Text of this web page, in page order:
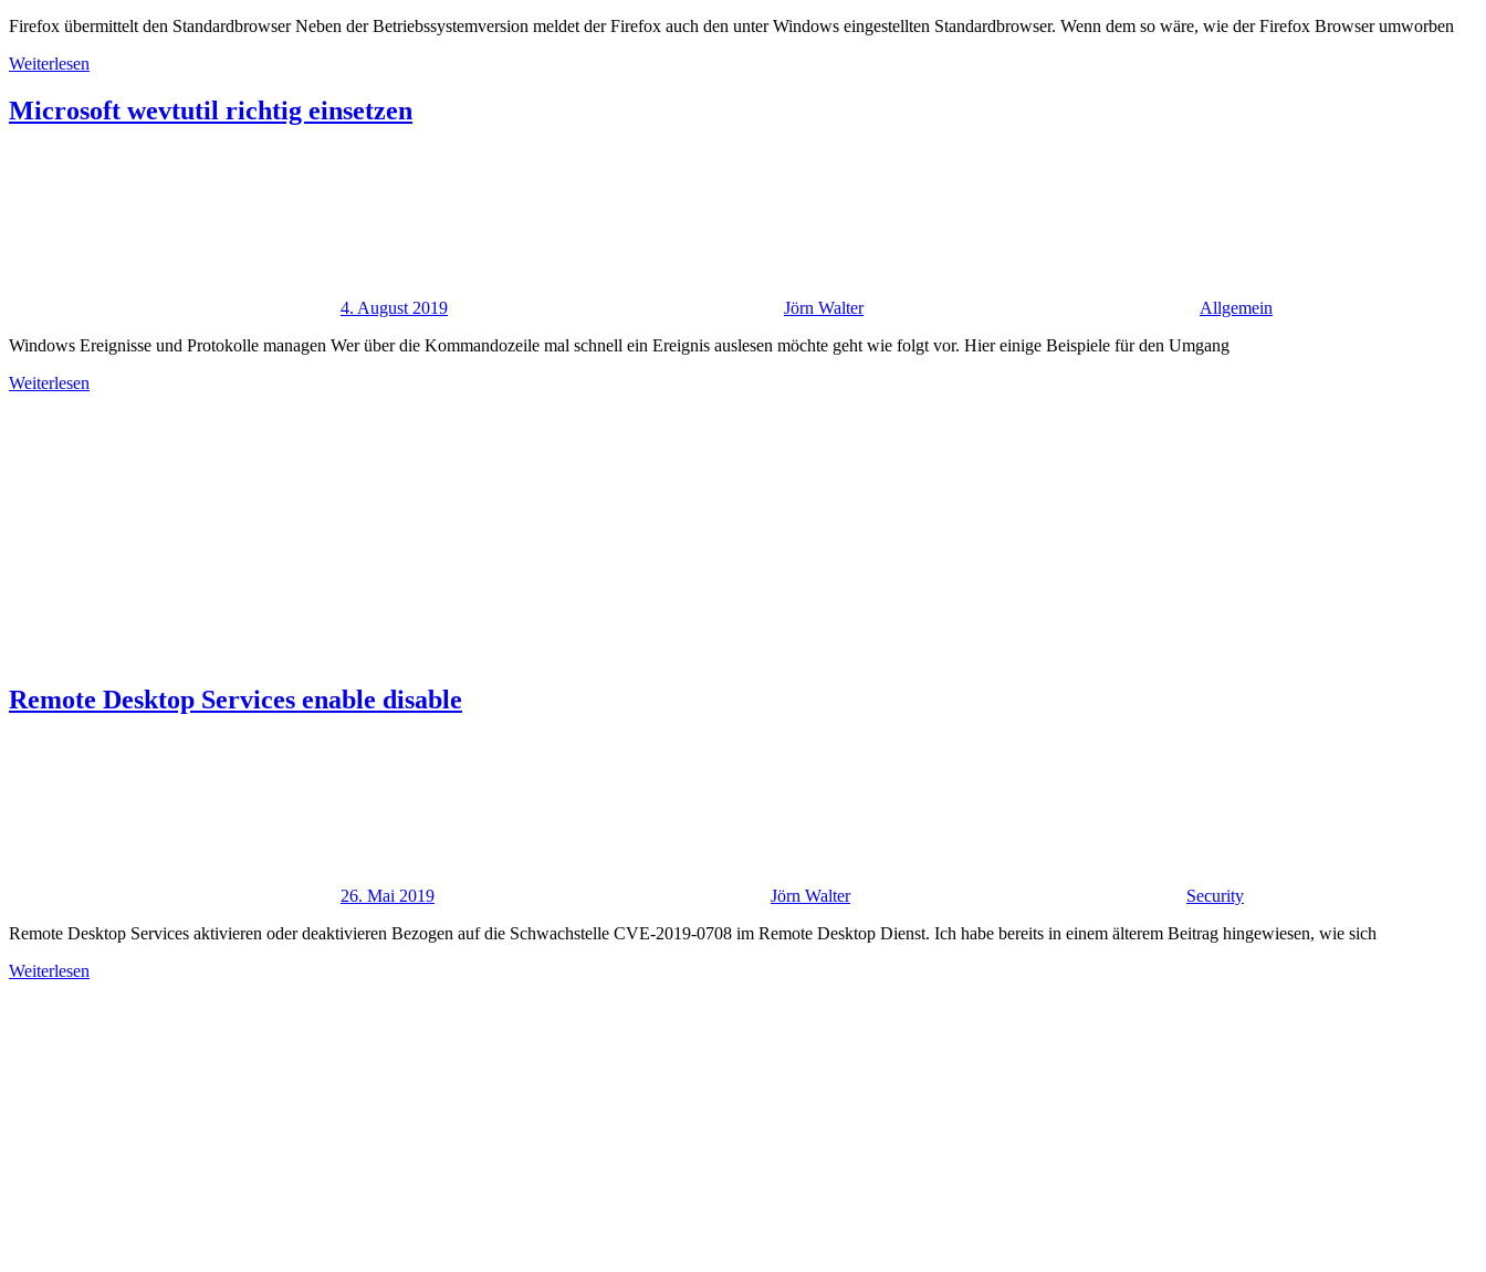
Firefox übermittelt den Standardbrowser Neben der Betriebssystemversion meldet der Firefox auch den unter Windows eingestellten Standardbrowser. Wenn dem so wäre, wie der Firefox Browser umworben
Weiterlesen
Microsoft wevtutil richtig einsetzen
4. August 2019 Jörn Walter
Allgemein
Windows Ereignisse und Protokolle managen Wer über die Kommandozeile mal schnell ein Ereignis auslesen möchte geht wie folgt vor. Hier einige Beispiele für den Umgang
Weiterlesen
Remote Desktop Services enable disable
26. Mai 2019 Jörn Walter
Security
Remote Desktop Services aktivieren oder deaktivieren Bezogen auf die Schwachstelle CVE-2019-0708 im Remote Desktop Dienst. Ich habe bereits in einem älterem Beitrag hingewiesen, wie sich
Weiterlesen